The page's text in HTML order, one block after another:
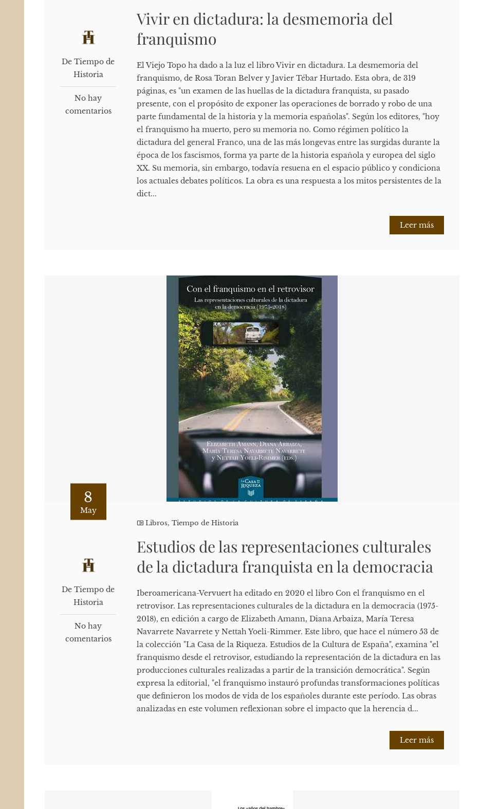
De Tiempo de
Historia
No hay
comentarios
Vivir en dictadura: la desmemoria del
franquismo
El Viejo Topo ha dado a la luz el libro Vivir en dictadura. La desmemoria del
franquismo, de Rosa Toran Belver y Javier Tébar Hurtado. Esta obra, de 319
páginas, es "un examen de las huellas de la dictadura franquista, su pasado
presente, con el propósito de exponer las operaciones de borrado y robo de una
parte fundamental de la historia y la memoria españolas". Según los editores, "hoy
el franquismo ha muerto, pero su memoria no. Como régimen político la
dictadura del general Franco, una de las más longevas entre las surgidas durante la
época de los fascismos, forma ya parte de la historia española y europea del siglo
XX. Su memoria, sin embargo, todavía resuena en el espacio público y condiciona
los actuales debates políticos. La obra es una respuesta a los mitos persistentes de la
dict...
Leer más
8
May
De Tiempo de
Historia
No hay
comentarios
Libros,Tiempo de Historia
Estudios de las representaciones culturales
de la dictadura franquista en la democracia
Iberoamericana-Vervuert ha editado en 2020 el libro Con el franquismo en el
retrovisor. Las representaciones culturales de la dictadura en la democracia (1975-
2018), en edición a cargo de Elizabeth Amann, Diana Arbaiza, María Teresa
Navarrete Navarrete y Nettah Yoeli-Rimmer. Este libro, que hace el número 53 de
la colección "La Casa de la Riqueza. Estudios de la Cultura de España", examina "el
franquismo desde el retrovisor, estudiando la representación de la dictadura en las
producciones culturales realizadas a partir de la transición democrática". Según
expresa la editorial, "el franquismo instauró profundas transformaciones políticas
que definieron los modos de vida de los españoles durante este período. Las obras
analizadas en este volumen reflexionan sobre el impacto que la herencia d...
Leer más